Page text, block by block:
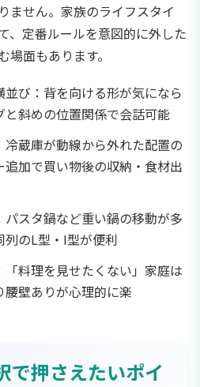
ません。家族のライフスタイ
、定番ルールを意図的に外した
場面もあります。
び：背を向ける形が気になら
斜めの位置関係で会話可能
蔵庫が動線から外れた配置の
加で買い物後の収納・食材出
スタ鍋など重い鍋の移動が多
のL型・I型が便利
料理を見せたくない」家庭は
壁ありが心理的に楽
で押さえたいポイ